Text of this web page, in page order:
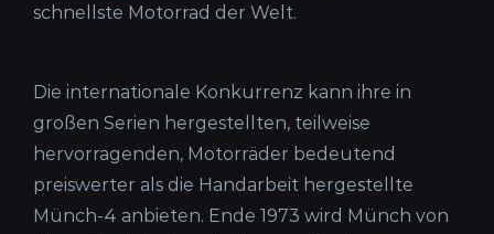
schnellste Motorrad der Welt.
Die internationale Konkurrenz kann ihre in
großen Serien hergestellten, teilweise
hervorragenden, Motorräder bedeutend
preiswerter als die Handarbeit hergestellte
Münch-4 anbieten. Ende 1973 wird Münch von